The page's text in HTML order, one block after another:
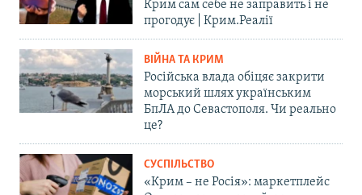
Крим сам себе не заправить і не
прогодує | Крим.Реалії
ВІЙНА ТА КРИМ
Російська влада обіцяє закрити
морський шлях українським
БпЛА до Севастополя. Чи реально
це?
СУСПІЛЬСТВО
«Крим – не Росія»: маркетплейс